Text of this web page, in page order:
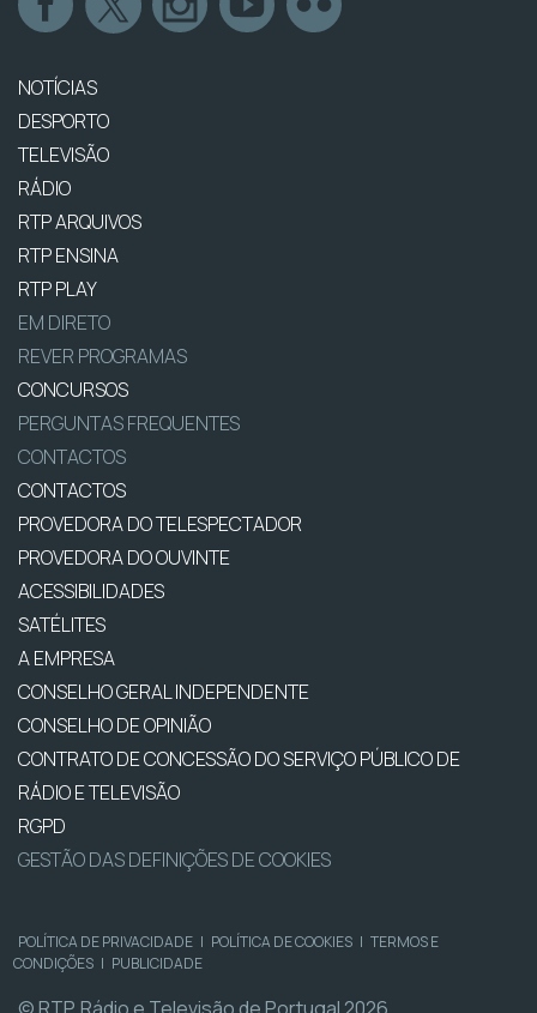
NOTÍCIAS
DESPORTO
TELEVISÃO
RÁDIO
RTP ARQUIVOS
RTP ENSINA
RTP PLAY
EM DIRETO
REVER PROGRAMAS
CONCURSOS
PERGUNTAS FREQUENTES
CONTACTOS
CONTACTOS
PROVEDORA DO TELESPECTADOR
PROVEDORA DO OUVINTE
ACESSIBILIDADES
SATÉLITES
A EMPRESA
CONSELHO GERAL INDEPENDENTE
CONSELHO DE OPINIÃO
CONTRATO DE CONCESSÃO DO SERVIÇO PÚBLICO DE
RÁDIO E TELEVISÃO
RGPD
GESTÃO DAS DEFINIÇÕES DE COOKIES
POLÍTICA DE PRIVACIDADE | POLÍTICA DE COOKIES | TERMOS E
CONDIÇÕES | PUBLICIDADE